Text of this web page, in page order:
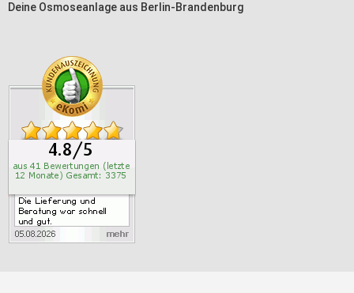
Deine Osmoseanlage aus Berlin-Brandenburg